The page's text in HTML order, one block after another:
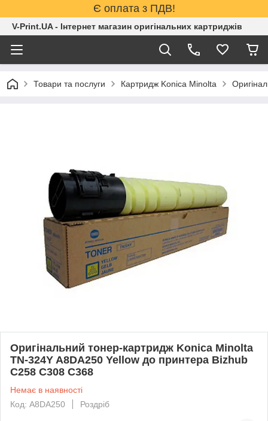
Є оплата з ПДВ!
V-Print.UA - Інтернет магазин оригінальних картриджів
Товари та послуги Картридж Konica Minolta
Оригінальний тонер-картридж Konica Minolta
TN-324Y A8DA250 Yellow до принтера Bizhub
C258 C308 C368
Немає в наявності
Код: A8DA250
Роздріб